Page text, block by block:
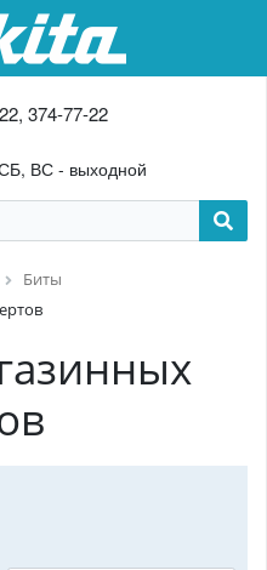
374-77-22
ВС - выходной
Биты